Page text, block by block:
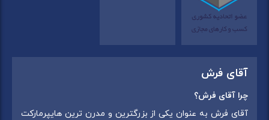
آقای فرش
چرا آقای فرش؟
آقای فرش به عنوان یکی از بزرگترین و مدرن ترین هایپرمارکت